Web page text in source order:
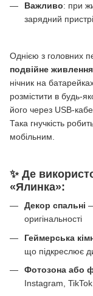
Важливо: при
зарядний
Однією з головних
подвійне живлення
нічник на
розмістити в будь-
його через USB-
Така гнучкість
мобільним.
✨ Де
«Ялинка»:
Декор спальні
оригінальності
Геймерська
що підкреслює
Фотозона або
Instagram,